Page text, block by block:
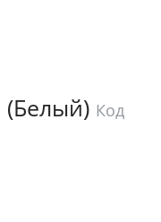
(Белый) Код